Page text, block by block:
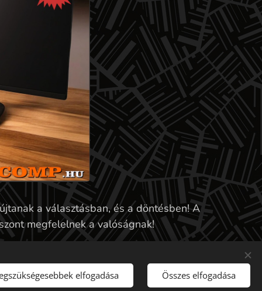
a választásban, és a döntésben! A
megfelelnek a valóságnak!
elfogadása Összes elfogadása